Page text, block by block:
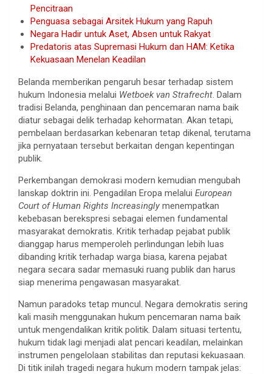
Pencitraan
Penguasa sebagai Arsitek Hukum yang Rapuh
Negara Hadir untuk Aset, Absen untuk Rakyat
Predatoris atas Supremasi Hukum dan HAM: Ketika
Kekuasaan Menelan Keadilan
Belanda memberikan pengaruh besar terhadap sistem
hukum Indonesia melalui Wetboek van Strafrecht. Dalam
tradisi Belanda, penghinaan dan pencemaran nama baik
diatur sebagai delik terhadap kehormatan. Akan tetapi,
pembelaan berdasarkan kebenaran tetap dikenal, terutama
jika pernyataan tersebut berkaitan dengan kepentingan
publik.
Perkembangan demokrasi modern kemudian mengubah
lanskap doktrin ini. Pengadilan Eropa melalui European
Court of Human Rights Increasingly menempatkan
kebebasan berekspresi sebagai elemen fundamental
masyarakat demokratis. Kritik terhadap pejabat publik
dianggap harus memperoleh perlindungan lebih luas
dibanding kritik terhadap warga biasa, karena pejabat
negara secara sadar memasuki ruang publik dan harus
siap menerima pengawasan masyarakat.
Namun paradoks tetap muncul. Negara demokratis sering
kali masih menggunakan hukum pencemaran nama baik
untuk mengendalikan kritik politik. Dalam situasi tertentu,
hukum tidak lagi menjadi alat pencari keadilan, melainkan
instrumen pengelolaan stabilitas dan reputasi kekuasaan.
Di titik inilah tragedi negara hukum modern tampak jelas: